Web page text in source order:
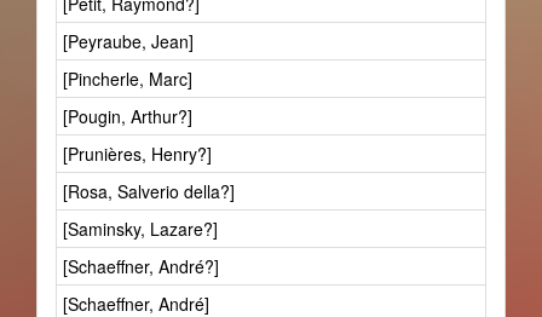
[Peyraube, Jean]
[Pincherle, Marc]
[Pougin, Arthur?]
[Prunières, Henry?]
[Rosa, Salverio della?]
[Saminsky, Lazare?]
[Schaeffner, André?]
[Schaeffner, André]